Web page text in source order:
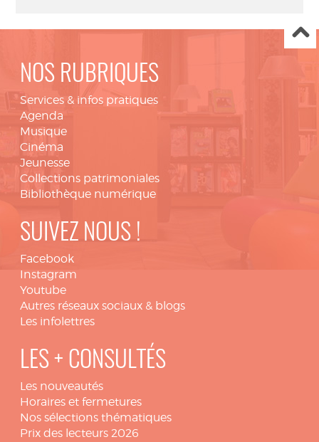
NOS RUBRIQUES
Services & infos pratiques
Agenda
Musique
Cinéma
Jeunesse
Collections patrimoniales
Bibliothèque numérique
SUIVEZ NOUS !
Facebook
Instagram
Youtube
Autres réseaux sociaux & blogs
Les infolettres
LES + CONSULTÉS
Les nouveautés
Horaires et fermetures
Nos sélections thématiques
Prix des lecteurs 2026